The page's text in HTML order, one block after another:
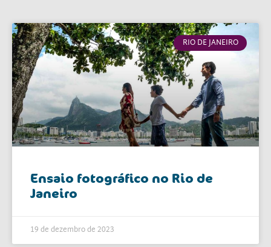
RIO DE JANEIRO
Ensaio fotográfico no Rio de
Janeiro
19 de dezembro de 2023